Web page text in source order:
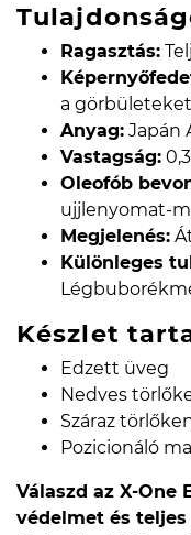
Ragasztás:
a görbületeket
Anyag: Japán
Vastagság:
Oleofób
ujjlenyomat-
Megjelenés:
Különleges
Készlet
Edzett üveg
Nedves
Száraz
Pozicionáló
Válaszd az X-One
védelmet és